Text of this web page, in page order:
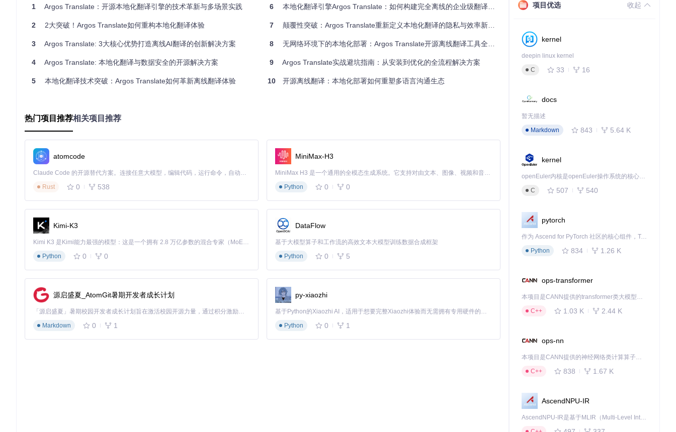
通过创新的"中介语言"机制，系统能在未直接训练的语言对之间实现翻译。例如，已安装英语-西班牙语和西班牙语-法语模型的情况下，可自动完成英语到
实施难度：★★☆☆☆
实施步骤：
部署Argos Translate核心服务
开发文档上传与批量翻译接口
集成质量审核工作流
多语言客服聊天机器人
适用规模：中小型电商平台
图2：基于Argos Translate构建的Web翻译界面，支持文本与文件翻译功能
离线移动翻译应用
典型案例 ：独立开发者基于Argos Translate构建离线翻译App，集成到旅行应用中。用户下载语言包后可在无网络环境下使用，支持12种主要语言互译，
在应用商店获得超过10万次下载。
用户真实案例：从需求到落地的成功实践
案例一：科研机构的多语言论文摘要翻译
1 Argos Translate：开源本地化翻译引擎的技术革新与多场景实践
2 2大突破！Argos Translate如何重构本地化翻译体验
3 Argos Translate: 3大核心优势打造离线AI翻译的创新解决方案
4 Argos Translate: 本地化翻译与数据安全的开源解决方案
5 本地化翻译技术突破：Argos Translate如何革新离线翻译体验
6 本地化翻译引擎Argos Translate：如何构建完全离线的企业级翻译解决方案
7 颠覆性突破：Argos Translate重新定义本地化翻译的隐私与效率新标准
8 无网络环境下的本地化部署：Argos Translate开源离线翻译工具全解析
9 Argos Translate实战避坑指南：从安装到优化的全流程解决方案
10 开源离线翻译：本地化部署如何重塑多语言沟通生态
热门项目推荐相关项目推荐
atomcode
Claude Code 的开源替代方案。连接任意大模型，编辑代码，运行命令，自动验证 — 全自动执行。用 Rust 构建，极致性能。 ｜ An open-source alternative to Claude Code. Connect any LLM, edit code, run commands, and verify changes — autonomously. Built in Rust for speed. Get Started
Rust
0 538
MiniMax-H3
MiniMax H3 是一个通用的全模态生成系统。它支持对由文本、图像、视频和音频组成的多模态上下文进行统一理解，并能生成分辨率高达 2K、时长可达 15 秒的带原生立体声音频的视频。得益于面向任务泛化的系统设计，H3 在预训练阶段就已具备广泛的多模态上下文理解与生成能力，能够出色地执行复杂的多模态指令。
Python
0 0
Kimi-K3
Kimi K3 是Kimi能力最强的模型：这是一个拥有 2.8 万亿参数的混合专家（MoE）模型，具备原生视觉理解能力，并支持 100 万 token 的上下文窗口。
Python
0 0
DataFlow
基于大模型算子和工作流的高效文本大模型训练数据合成框架
Python
0 5
源启盛夏_AtomGit暑期开发者成长计划
「源启盛夏」暑期校园开发者成长计划旨在激活校园开源力量，通过积分激励、认证扶持、资源倾斜等形式，引导高校组织和开发者完成「入驻 — 建项目 — 做贡献 — 获认证 — 得资源」的完整闭环。无论你是想带领社团入驻平台的组织者，还是希望用代码贡献证明自己的开发者，都能在这里找到属于你的成长路径。
Markdown
0 1
py-xiaozhi
基于Python的Xiaozhi AI，适用于想要完整Xiaozhi体验而无需拥有专用硬件的用户。
Python
0 1
项目优选 收起
kernel
deepin linux kernel
C
33 16
docs
暂无描述
Markdown
843 5.64 K
kernel
openEuler内核是openEuler操作系统的核心，既是系统性能与稳定性的基石，也是连接处理器、设备与服务的桥梁。
C
507 540
pytorch
作为 Ascend for PyTorch 社区的核心组件，TorchNPU 是昇腾专为 PyTorch 打造的深度学习适配插件，使 PyTorch 框架能够直接调用昇腾 NPU，为开发者提供昇腾 AI 处理器的超强算力。
Python
834 1.26 K
ops-transformer
本项目是CANN提供的transformer类大模型算子库，实现网络在NPU上加速计算。
C++
1.03 K 2.44 K
ops-nn
本项目是CANN提供的神经网络类计算算子库，实现网络在NPU上加速计算。
C++
838 1.67 K
AscendNPU-IR
AscendNPU-IR是基于MLIR（Multi-Level Intermediate Representation）构建的，面向昇腾亲和算子编译时使用的中间表示，提供昇腾完备表达能力，通过编译优化提升昇腾AI处理器计算效率，支持通过生态框架使能昇腾AI处理器与深度调优